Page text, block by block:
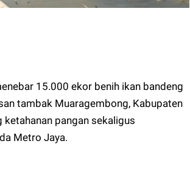
15.000 ekor benih ikan bandeng
tambak Muaragembong, Kabupaten
pangan sekaligus
Metro Jaya.